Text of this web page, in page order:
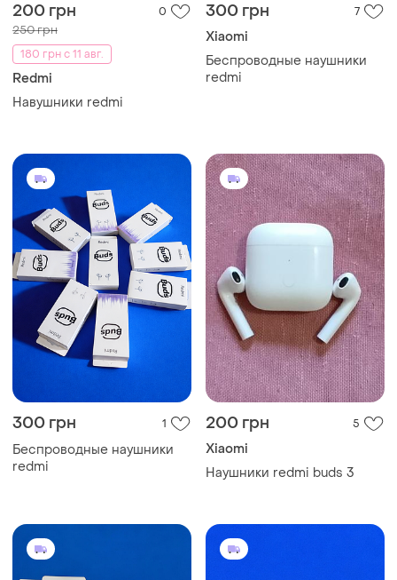
200 грн 0
250 грн
180 грн с 11 авг.
Redmi
Навушники redmi
300 грн 7
Xiaomi
Беспроводные наушники
redmi
300 грн 1
Беспроводные наушники
redmi
200 грн 5
Xiaomi
Наушники redmi buds 3